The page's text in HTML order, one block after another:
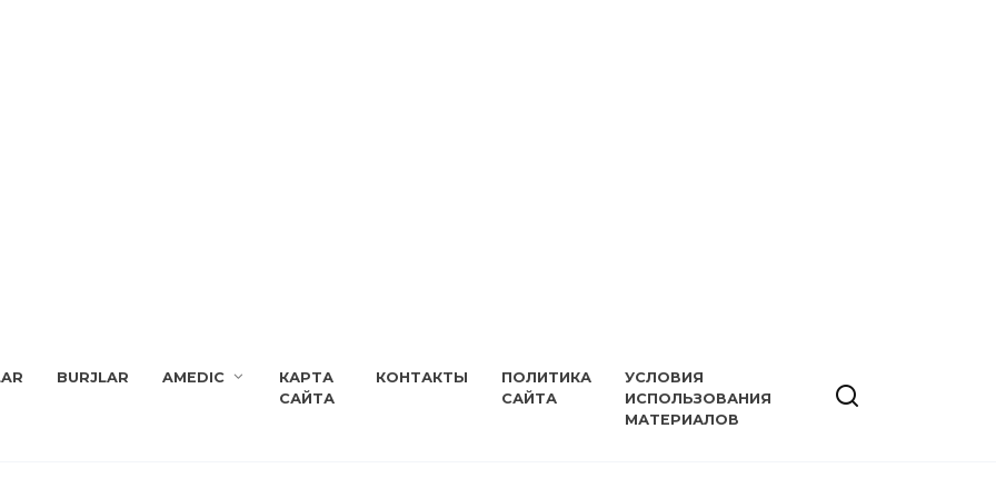
BURJLAR AMEDIC
КАРТА
САЙТА
КОНТАКТЫ
ПОЛИТИКА
САЙТА
УСЛОВИЯ
ИСПОЛЬЗОВАНИЯ
МАТЕРИАЛОВ